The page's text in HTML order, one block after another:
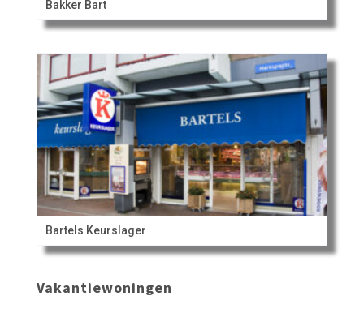
Bakker Bart
Bartels Keurslager
Vakantiewoningen